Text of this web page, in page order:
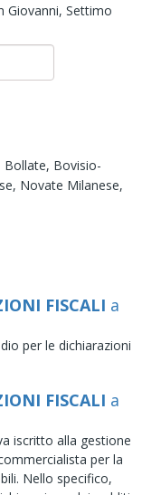
Giovanni, Settimo
Bollate, Bovisio-
Novate Milanese,
FISCALI a
per le dichiarazioni
FISCALI a
iscritto alla gestione
per la
Nello specifico,